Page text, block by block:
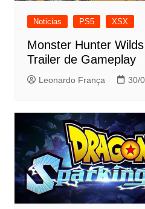
Noticias PS5 XSX
Monster Hunter
Trailer de Gameplay
Leonardo França 30/